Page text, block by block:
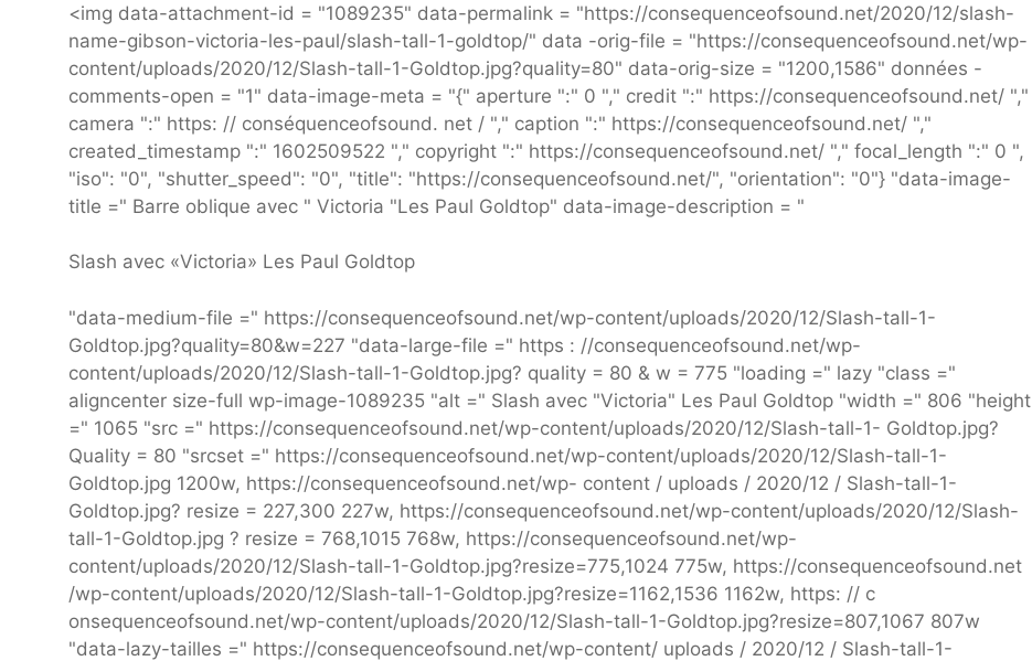
<img data-attachment-id = "1089235" data-permalink = "https://consequenceofsound.net/2020/12/slash-
name-gibson-victoria-les-paul/slash-tall-1-goldtop/" data -orig-file = "https://consequenceofsound.net/wp-
content/uploads/2020/12/Slash-tall-1-Goldtop.jpg?quality=80" data-orig-size = "1200,1586" données -
comments-open = "1" data-image-meta = "{" aperture ":" 0 "," credit ":" https://consequenceofsound.net/ ","
camera ":" https: // conséquenceofsound. net / "," caption ":" https://consequenceofsound.net/ ","
created_timestamp ":" 1602509522 "," copyright ":" https://consequenceofsound.net/ "," focal_length ":" 0 ",
"iso": "0", "shutter_speed": "0", "title": "https://consequenceofsound.net/", "orientation": "0"} "data-image-
title =" Barre oblique avec " Victoria "Les Paul Goldtop" data-image-description = "
Slash avec «Victoria» Les Paul Goldtop
"data-medium-file =" https://consequenceofsound.net/wp-content/uploads/2020/12/Slash-tall-1-
Goldtop.jpg?quality=80&w=227 "data-large-file =" https : //consequenceofsound.net/wp-
content/uploads/2020/12/Slash-tall-1-Goldtop.jpg? quality = 80 & w = 775 "loading =" lazy "class ="
aligncenter size-full wp-image-1089235 "alt =" Slash avec "Victoria" Les Paul Goldtop "width =" 806 "height
=" 1065 "src =" https://consequenceofsound.net/wp-content/uploads/2020/12/Slash-tall-1- Goldtop.jpg?
Quality = 80 "srcset =" https://consequenceofsound.net/wp-content/uploads/2020/12/Slash-tall-1-
Goldtop.jpg 1200w, https://consequenceofsound.net/wp- content / uploads / 2020/12 / Slash-tall-1-
Goldtop.jpg? resize = 227,300 227w, https://consequenceofsound.net/wp-content/uploads/2020/12/Slash-
tall-1-Goldtop.jpg ? resize = 768,1015 768w, https://consequenceofsound.net/wp-
content/uploads/2020/12/Slash-tall-1-Goldtop.jpg?resize=775,1024 775w, https://consequenceofsound.net
/wp-content/uploads/2020/12/Slash-tall-1-Goldtop.jpg?resize=1162,1536 1162w, https: // c
onsequenceofsound.net/wp-content/uploads/2020/12/Slash-tall-1-Goldtop.jpg?resize=807,1067 807w
"data-lazy-tailles =" https://consequenceofsound.net/wp-content/ uploads / 2020/12 / Slash-tall-1-